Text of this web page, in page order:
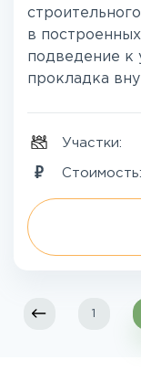
в
подведение к
прокладка
Участки:
Стоимость:
1